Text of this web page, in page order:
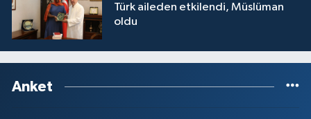
Türk aileden etkilendi, Müslüman
oldu
Anket